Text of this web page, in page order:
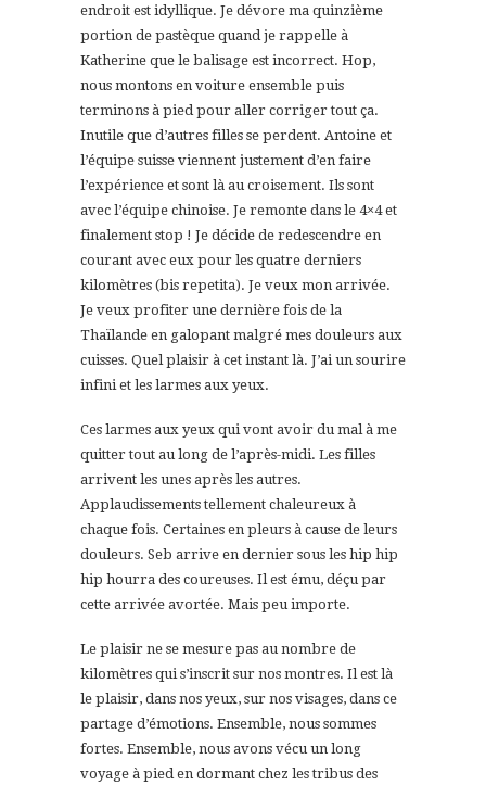
endroit est idyllique. Je dévore ma quinzième
portion de pastèque quand je rappelle à
Katherine que le balisage est incorrect. Hop,
nous montons en voiture ensemble puis
terminons à pied pour aller corriger tout ça.
Inutile que d’autres filles se perdent. Antoine et
l’équipe suisse viennent justement d’en faire
l’expérience et sont là au croisement. Ils sont
avec l’équipe chinoise. Je remonte dans le 4×4 et
finalement stop ! Je décide de redescendre en
courant avec eux pour les quatre derniers
kilomètres (bis repetita). Je veux mon arrivée.
Je veux profiter une dernière fois de la
Thaïlande en galopant malgré mes douleurs aux
cuisses. Quel plaisir à cet instant là. J’ai un sourire
infini et les larmes aux yeux.
Ces larmes aux yeux qui vont avoir du mal à me
quitter tout au long de l’après-midi. Les filles
arrivent les unes après les autres.
Applaudissements tellement chaleureux à
chaque fois. Certaines en pleurs à cause de leurs
douleurs. Seb arrive en dernier sous les hip hip
hip hourra des coureuses. Il est ému, déçu par
cette arrivée avortée. Mais peu importe.
Le plaisir ne se mesure pas au nombre de
kilomètres qui s’inscrit sur nos montres. Il est là
le plaisir, dans nos yeux, sur nos visages, dans ce
partage d’émotions. Ensemble, nous sommes
fortes. Ensemble, nous avons vécu un long
voyage à pied en dormant chez les tribus des